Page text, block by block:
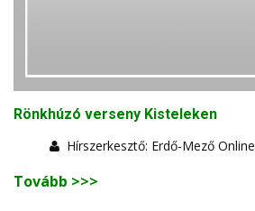
Rönkhúzó verseny Kisteleken
Hírszerkesztő: Erdő-Mező Online
Tovább >>>